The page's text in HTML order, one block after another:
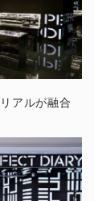
アルが融合